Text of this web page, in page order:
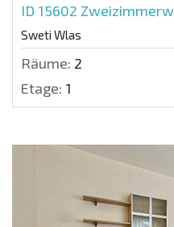
ID 15602
Sweti Wlas
Räume: 2
Etage: 1